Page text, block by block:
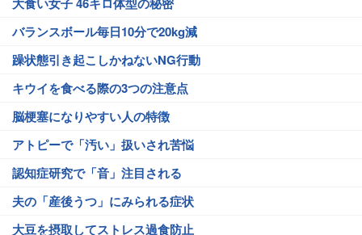
バランスボール毎日10分で20kg減
躁状態引き起こしかねないNG行動
キウイを食べる際の3つの注意点
脳梗塞になりやすい人の特徴
アトピーで「汚い」扱いされ苦悩
認知症研究で「音」注目される
夫の「産後うつ」にみられる症状
大豆を摂取してストレス過食防止